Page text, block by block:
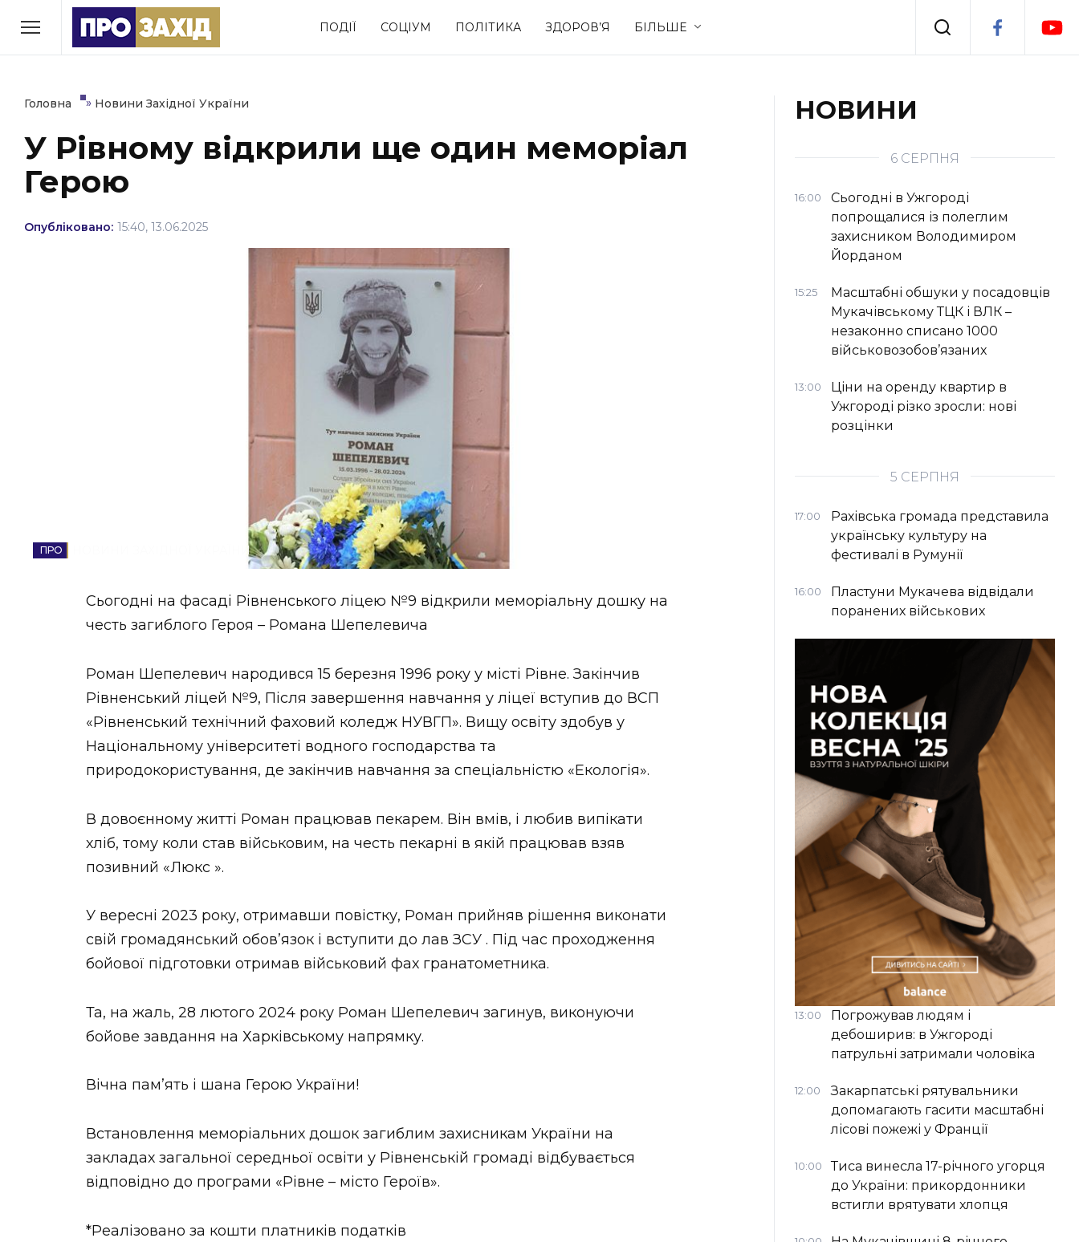
ПОДІЇ СОЦІУМ ПОЛІТИКА ЗДОРОВ’Я БІЛЬШЕ
РУБРИКИ
Економіка Здоров’я Події
Політика Соціум Спорт Стиль життя
Втрачений Ужгород
(відеоверсія)
НОВИНИ ЗАХІДНОЇ УКРАЇНИ
ВІДЕО
Головна » Новини Західної України
У Рівному відкрили ще один меморіал
Герою
Опубліковано: 15:40, 13.06.2025
НОВИНИ ЗАХІДНОЇ УКРАЇНИ
Сьогодні на фасаді Рівненського ліцею №9 відкрили меморіальну дошку на
честь загиблого Героя – Романа Шепелевича
Роман Шепелевич народився 15 березня 1996 року у місті Рівне. Закінчив
Рівненський ліцей №9, Після завершення навчання у ліцеї вступив до ВСП
«Рівненський технічний фаховий коледж НУВГП». Вищу освіту здобув у
Національному університеті водного господарства та
природокористування, де закінчив навчання за спеціальністю «Екологія».
В довоєнному житті Роман працював пекарем. Він вмів, і любив випікати
хліб, тому коли став військовим, на честь пекарні в якій працював взяв
позивний «Люкс ».
У вересні 2023 року, отримавши повістку, Роман прийняв рішення виконати
свій громадянський обовʼязок і вступити до лав ЗСУ . Під час проходження
бойової підготовки отримав військовий фах гранатометника.
Та, на жаль, 28 лютого 2024 року Роман Шепелевич загинув, виконуючи
бойове завдання на Харківському напрямку.
Вічна пам’ять і шана Герою України!
Встановлення меморіальних дошок загиблим захисникам України на
закладах загальної середньої освіти у Рівненській громаді відбувається
відповідно до програми «Рівне – місто Героїв».
*Реалізовано за кошти платників податків
НОВИНИ
6 СЕРПНЯ
16:00
Сьогодні в Ужгороді
попрощалися із полеглим
захисником Володимиром
Йорданом
15:25
Масштабні обшуки у посадовців
Мукачівському ТЦК і ВЛК –
незаконно списано 1000
військовозобов’язаних
13:00
Ціни на оренду квартир в
Ужгороді різко зросли: нові
розцінки
5 СЕРПНЯ
17:00
Рахівська громада представила
українську культуру на
фестивалі в Румунії
16:00
Пластуни Мукачева відвідали
поранених військових
13:00
Погрожував людям і
дебоширив: в Ужгороді
патрульні затримали чоловіка
12:00
Закарпатські рятувальники
допомагають гасити масштабні
лісові пожежі у Франції
10:00
Тиса винесла 17-річного угорця
до України: прикордонники
встигли врятувати хлопця